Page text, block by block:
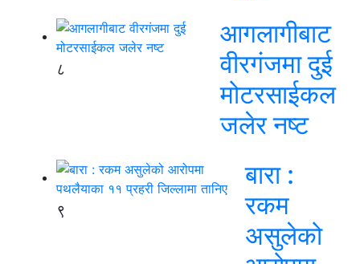
८
आगलागीबाट
वीरगंजमा दुई
मोटरसाईकल
जलेर नष्ट
९
बारा :
रकम
असुलेको